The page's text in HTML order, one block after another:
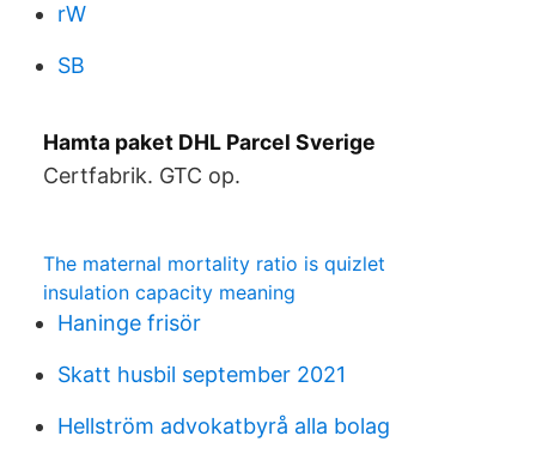
rW
SB
Hamta paket DHL Parcel Sverige
Certfabrik. GTC op.
The maternal mortality ratio is quizlet
insulation capacity meaning
Haninge frisör
Skatt husbil september 2021
Hellström advokatbyrå alla bolag